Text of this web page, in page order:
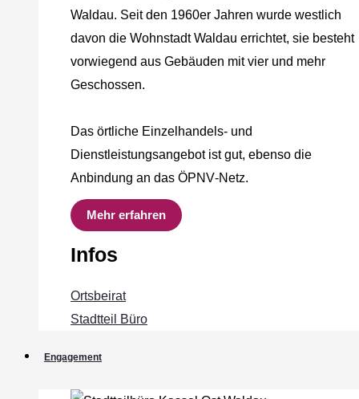
Waldau. Seit den 1960er Jahren wurde westlich
davon die Wohnstadt Waldau errichtet, sie besteht
vorwiegend aus Gebäuden mit vier und mehr
Geschossen.
Das örtliche Einzelhandels‐ und
Dienstleistungsangebot ist gut, ebenso die
Anbindung an das ÖPNV‐Netz.
Mehr erfahren
Infos
Ortsbeirat
Stadtteil Büro
Engagement